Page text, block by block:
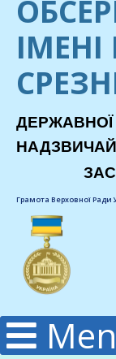
ДЕРЖАВНОЇ
Грамота Верховної Ради